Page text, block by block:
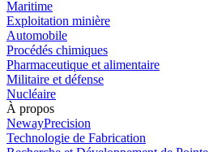
Maritime
Exploitation minière
Automobile
Procédés chimiques
Pharmaceutique et alimentaire
Militaire et défense
Nucléaire
À propos
NewayPrecision
Technologie de Fabrication